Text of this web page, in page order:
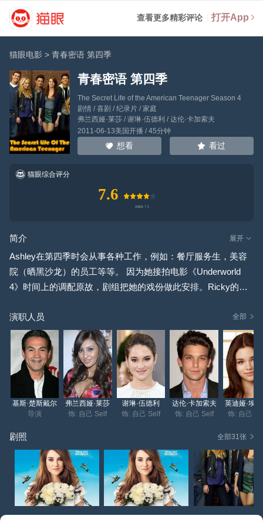
查看更多精彩评论 打开App
猫眼电影 >青春密语 第四季
青春密语 第四季
The Secret Life of the American Teenager Season 4
剧情 / 喜剧 / 纪录片 / 家庭
弗兰西娅·莱莎/谢琳·伍德利 /达伦·卡加索夫
2011-06-13美国开播 / 45分钟
想看 看过
猫眼综合评分
7.6
简介 展开
Ashley在第四季时会从事各种工作，例如：餐厅服务生，美容
院（晒黑沙龙）的员工等等。 因为她接拍电影《Underworld
4》时间上的调配原故，剧组把她的戏份做此安排。Ricky的生
暂住。Ben失去孩子后，非常沮丧，也打算跟Adrian分开，他请
求Ricky代他跟Adrian谈，但Ricky拒绝。 新加入一个角色Etha
n，他是Ricky以前的领养兄弟, 由Michael Grant饰演. Ethan出
现在Ricky的公寓, 因为他惹了麻烦,所以想躲在Ricky的住处, 但
Ricky拒绝了. 他告诉Ethan他现在跟女朋友和孩子居住在一起,
所以没有办法收留他. Adrian跟Ben离婚了！她先后认识了Dante
和Omar。不知道她是否又变回以前那个她，一直在寻找真爱?
演职人员 全部
基斯·楚斯戴尔
导演
弗兰西娅·莱莎
饰: 自己 Self
谢琳·伍德利
饰: 自己 Self
达伦·卡加索夫
饰: 自己 Self
英迪娅·埃
饰: 自己
剧照 全部31张